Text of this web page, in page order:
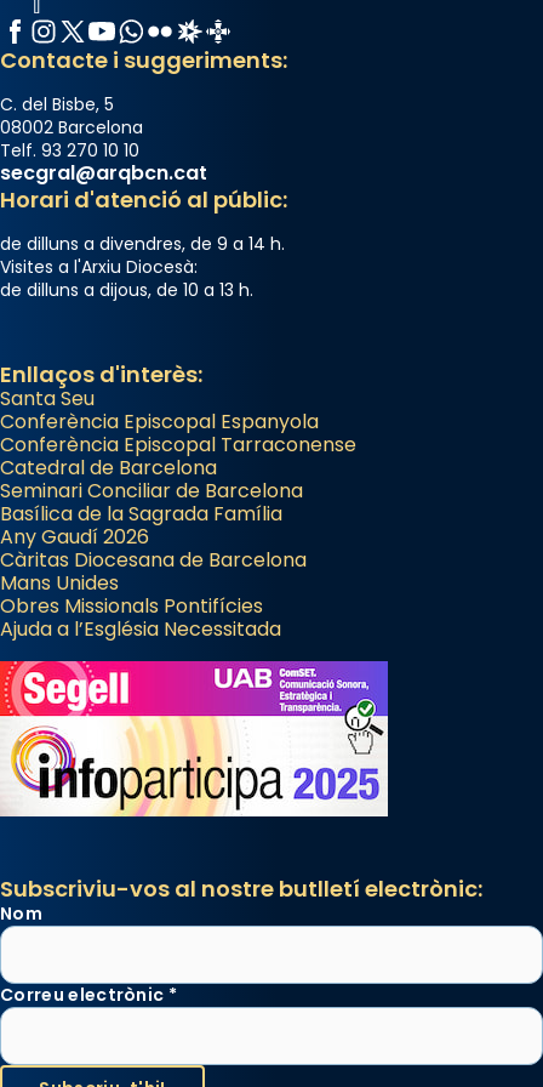
Facebook
Instagram
X / Twitter
YouTube
WhatsApp
FlickrRadio Estel
Catalunya Cristiana
Contacte i suggeriments:
C. del Bisbe, 5
08002 Barcelona
Telf. 93 270 10 10
secgral@arqbcn.cat
Horari d'atenció al públic:
de dilluns a divendres, de 9 a 14 h.
Visites a l'Arxiu Diocesà:
de dilluns a dijous, de 10 a 13 h.
Enllaços d'interès:
Santa Seu
Conferència Episcopal Espanyola
Conferència Episcopal Tarraconense
Catedral de Barcelona
Seminari Conciliar de Barcelona
Basílica de la Sagrada Família
Any Gaudí 2026
Càritas Diocesana de Barcelona
Mans Unides
Obres Missionals Pontifícies
Ajuda a l’Església Necessitada
Subscriviu-vos al nostre butlletí electrònic:
Nom
Correu electrònic *